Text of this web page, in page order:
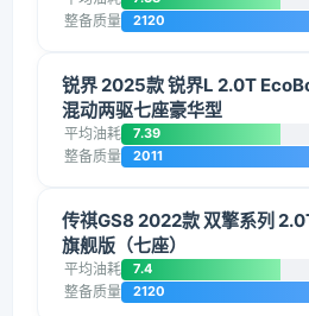
整备质量 2120
锐界 2025款 锐界L 2.0T
混动两驱七座豪华型
平均油耗 7.39
整备质量 2011
传祺GS8 2022款 双擎系列
旗舰版（七座）
平均油耗 7.4
整备质量 2120